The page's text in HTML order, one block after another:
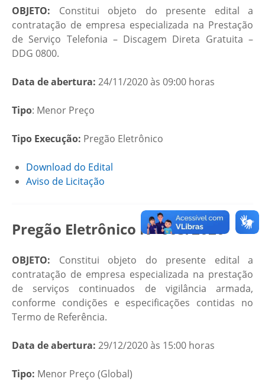
OBJETO: Constitui objeto do presente edital a
contratação de empresa especializada na Prestação
de Serviço Telefonia – Discagem Direta Gratuita –
DDG 0800.
Data de abertura: 24/11/2020 às 09:00 horas
Tipo: Menor Preço
Tipo Execução: Pregão Eletrônico
Download do Edital
Aviso de Licitação
Pregão Eletrônico N° 005/2020
OBJETO: Constitui objeto do presente edital a
contratação de empresa especializada na prestação
de serviços continuados de vigilância armada,
conforme condições e especificações contidas no
Termo de Referência.
Data de abertura: 29/12/2020 às 15:00 horas
Tipo: Menor Preço (Global)